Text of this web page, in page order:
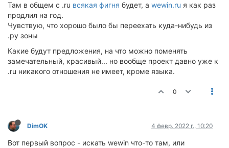
Там в общем с .ru всякая фигня будет, а wewin.ru я как раз
продлил на год.
Чувствую, что хорошо было бы переехать куда-нибудь из
.ру зоны
Какие будут предложения, на что можно поменять
замечательный, красивый... но вообще проект давно уже к
.ru никакого отношения не имеет, кроме языка.
0
DimOK 4 февр. 2022 г., 10:20
Вот первый вопрос - искать wewin что-то там, или